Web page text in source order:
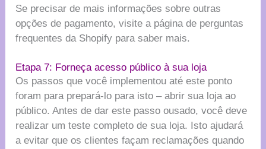
Se precisar de mais informações sobre outras
opções de pagamento, visite a página de perguntas
frequentes da Shopify para saber mais.
Etapa 7: Forneça acesso público à sua loja
Os passos que você implementou até este ponto
foram para prepará-lo para isto – abrir sua loja ao
público. Antes de dar este passo ousado, você deve
realizar um teste completo de sua loja. Isto ajudará
a evitar que os clientes façam reclamações quando